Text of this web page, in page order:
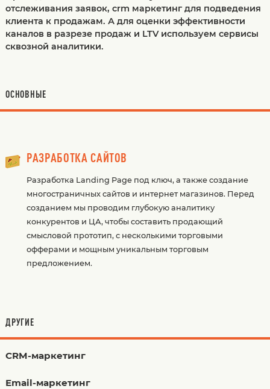
отслеживания заявок, crm маркетинг для подведения
клиента к продажам. А для оценки эффективности
каналов в разрезе продаж и LTV используем сервисы
сквозной аналитики.
ОСНОВНЫЕ
РАЗРАБОТКА САЙТОВ
Разработка Landing Page под ключ, а также создание
многостраничных сайтов и интернет магазинов. Перед
созданием мы проводим глубокую аналитику
конкурентов и ЦА, чтобы составить продающий
смысловой прототип, с несколькими торговыми
офферами и мощным уникальным торговым
предложением.
ДРУГИЕ
CRM-маркетинг
Email-маркетинг